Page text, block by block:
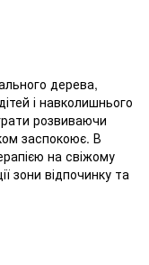
дерева,
і навколишнього
розвиваючи
заспокоює. В
на свіжому
зони відпочинку та